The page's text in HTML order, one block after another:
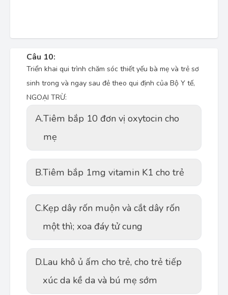
Câu 10:
Triển khai qui trình chăm sóc thiết yếu bà mẹ và trẻ sơ
sinh trong và ngay sau đẻ theo qui định của Bộ Y tế,
NGOẠI TRỪ:
A.Tiêm bắp 10 đơn vị oxytocin cho
mẹ
B.Tiêm bắp 1mg vitamin K1 cho trẻ
C.Kẹp dây rốn muộn và cắt dây rốn
một thì; xoa đáy tử cung
D.Lau khô ủ ấm cho trẻ, cho trẻ tiếp
xúc da kề da và bú mẹ sớm